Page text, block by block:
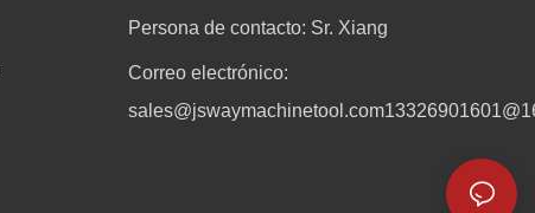
Persona de contacto: Sr. Xiang
Correo electrónico:
sales@jswaymachinetool.com